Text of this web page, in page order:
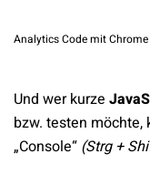
Analytics Code mit
Und wer kurze
bzw. testen möchte,
„Console“ (Strg +